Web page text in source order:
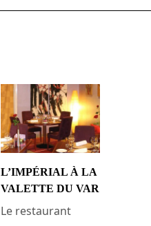
L’IMPÉRIAL À LA
VALETTE DU VAR
Le restaurant